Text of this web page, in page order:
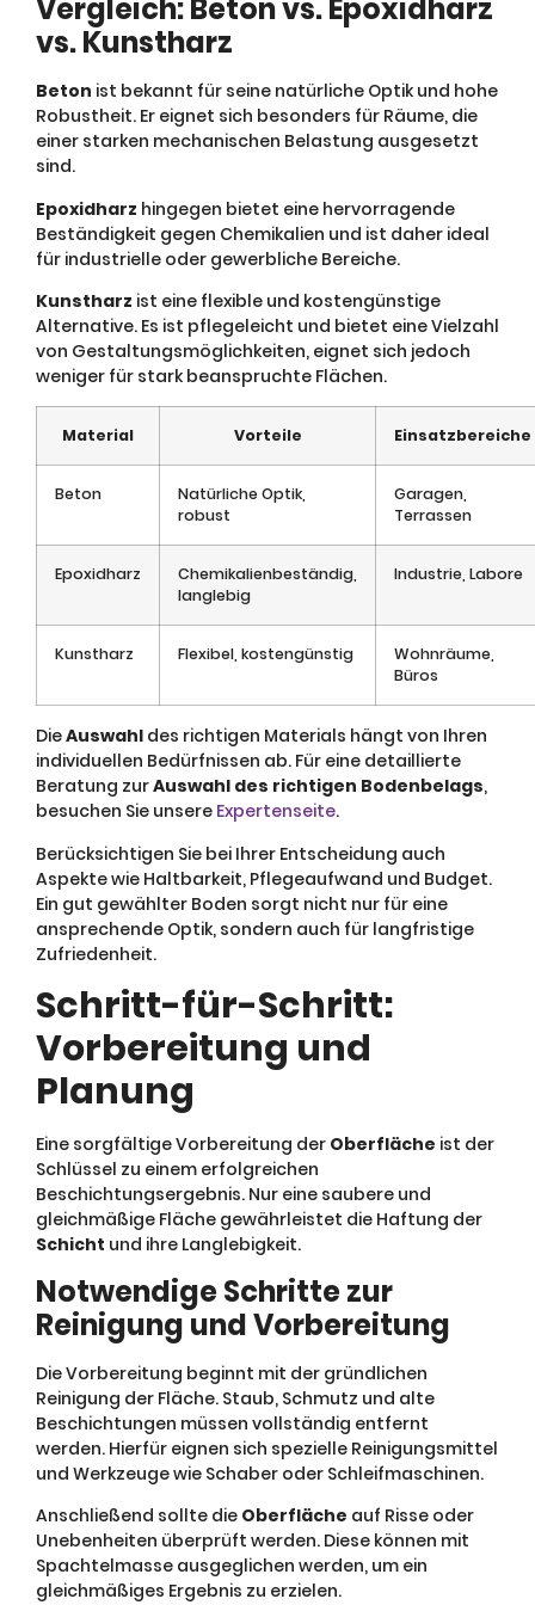
Vergleich: Beton vs. Epoxidharz
vs. Kunstharz
Beton ist bekannt für seine natürliche Optik und hohe
Robustheit. Er eignet sich besonders für Räume, die
einer starken mechanischen Belastung ausgesetzt
sind.
Epoxidharz hingegen bietet eine hervorragende
Beständigkeit gegen Chemikalien und ist daher ideal
für industrielle oder gewerbliche Bereiche.
Kunstharz ist eine flexible und kostengünstige
Alternative. Es ist pflegeleicht und bietet eine Vielzahl
von Gestaltungsmöglichkeiten, eignet sich jedoch
weniger für stark beanspruchte Flächen.
Material Vorteile Einsatzbereiche
Beton
Natürliche Optik,
robust
Garagen,
Terrassen
Epoxidharz
Chemikalienbeständig,
langlebig
Industrie, Labore
Kunstharz Flexibel, kostengünstig
Wohnräume,
Büros
DieAuswahl des richtigen Materials hängt von Ihren
individuellen Bedürfnissen ab. Für eine detaillierte
Beratung zurAuswahl des richtigen Bodenbelags,
besuchen Sie unsere Expertenseite.
Berücksichtigen Sie bei Ihrer Entscheidung auch
Aspekte wie Haltbarkeit, Pflegeaufwand und Budget.
Ein gut gewählter Boden sorgt nicht nur für eine
ansprechende Optik, sondern auch für langfristige
Zufriedenheit.
Schritt-für-Schritt:
Vorbereitung und
Planung
Eine sorgfältige Vorbereitung der Oberfläche ist der
Schlüssel zu einem erfolgreichen
Beschichtungsergebnis. Nur eine saubere und
gleichmäßige Fläche gewährleistet die Haftung der
Schicht und ihre Langlebigkeit.
Notwendige Schritte zur
Reinigung und Vorbereitung
Die Vorbereitung beginnt mit der gründlichen
Reinigung der Fläche. Staub, Schmutz und alte
Beschichtungen müssen vollständig entfernt
werden. Hierfür eignen sich spezielle Reinigungsmittel
und Werkzeuge wie Schaber oder Schleifmaschinen.
Anschließend sollte die Oberfläche auf Risse oder
Unebenheiten überprüft werden. Diese können mit
Spachtelmasse ausgeglichen werden, um ein
gleichmäßiges Ergebnis zu erzielen.